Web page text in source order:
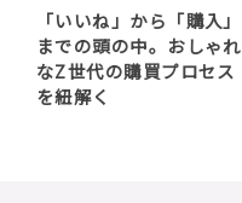
「いいね」から「購入」
までの頭の中。おしゃれ
なZ世代の購買プロセス
を紐解く